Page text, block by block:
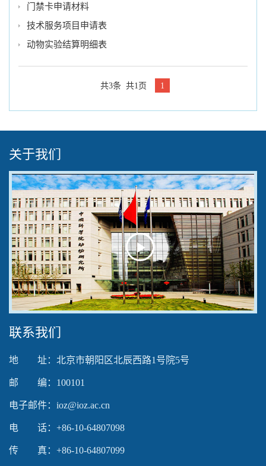
门禁卡申请材料
技术服务项目申请表
动物实验结算明细表
共3条 共1页 1
关于我们
Play
Video
联系我们
地 址：北京市朝阳区北辰西路1号院5号
邮 编：100101
电子邮件：ioz@ioz.ac.cn
电 话：+86-10-64807098
传 真：+86-10-64807099